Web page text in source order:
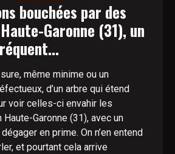
bouchées par des
Garonne (31), un
même minime ou un
d’un arbre qui étend
voir celles-ci envahir les
Garonne (31), avec un
en prime. On n’en entend
et pourtant cela arrive